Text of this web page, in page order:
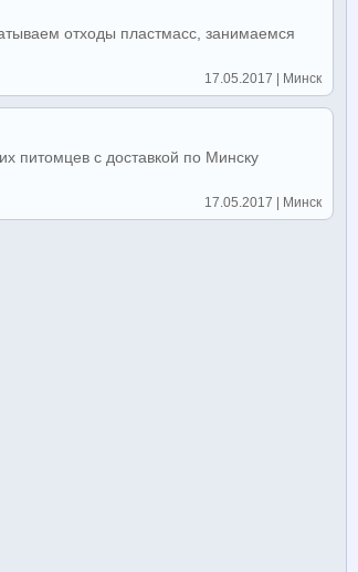
отходы пластмасс, занимаемся
17.05.2017 | Минск
питомцев с доставкой по Минску
17.05.2017 | Минск